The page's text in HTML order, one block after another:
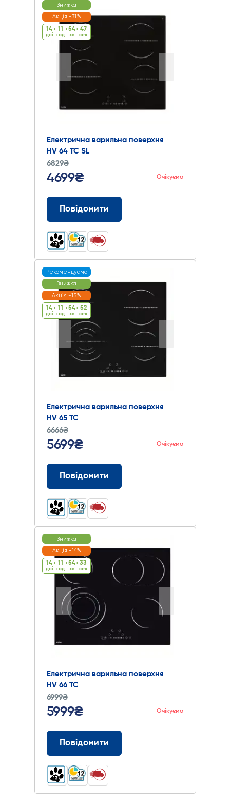
Знижка
Акція -31%
14
дні
: 11
год
: 54
хв
: 46
cек
Електрична варильна поверхня
HV 64 TC SL
6829₴
4699₴ Очікуємо
Повідомити
Рекомендуємо
Знижка
Акція -15%
14
дні
: 11
год
: 54
хв
: 51
cек
Електрична варильна поверхня
HV 65 TC
6666₴
5699₴ Очікуємо
Повідомити
Знижка
Акція -14%
14
дні
: 11
год
: 54
хв
: 32
cек
Електрична варильна поверхня
HV 66 TC
6999₴
5999₴ Очікуємо
Повідомити